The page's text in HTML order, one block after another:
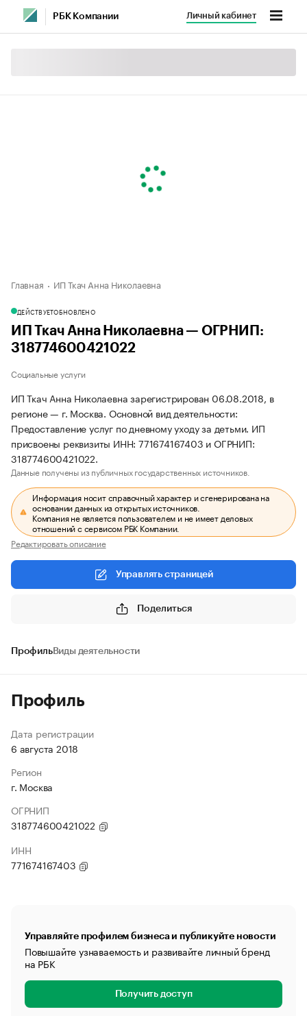
РБК Компании Личный кабинет
Главная ИП Ткач Анна Николаевна
ДЕЙСТВУЕТОБНОВЛЕНО
ИП Ткач Анна Николаевна — ОГРНИП:
318774600421022
Социальные услуги
ИП Ткач Анна Николаевна зарегистрирован 06.08.2018, в
регионе — г. Москва. Основной вид деятельности:
Предоставление услуг по дневному уходу за детьми. ИП
присвоены реквизиты ИНН: 771674167403 и ОГРНИП:
318774600421022.
Данные получены из публичных государственных источников.
Информация носит справочный характер и сгенерирована на
основании данных из открытых источников.
Компания не является пользователем и не имеет деловых
отношений с сервисом РБК Компании.
Редактировать описание
Управлять страницей
Поделиться
ПрофильВиды деятельности
Профиль
Дата регистрации
6 августа 2018
Регион
г. Москва
ОГРНИП
318774600421022
ИНН
771674167403
Управляйте профилем бизнеса и публикуйте новости
Повышайте узнаваемость и развивайте личный бренд
на РБК
Получить доступ